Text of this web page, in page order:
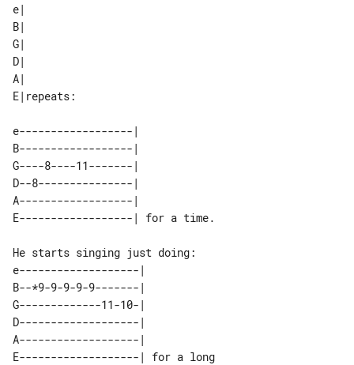
e|
B|
G|
D|
A|
e------------------|
B------------------|
G----8----11-------|
D--8---------------|
A------------------|
e-------------------|
B--*9-9-9-9-9-------|
G-------------11-10-|
D-------------------|
A-------------------|
E-------------------| for a long